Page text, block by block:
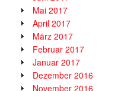
Mai 2017
April 2017
März 2017
Februar 2017
Januar 2017
Dezember 2016
November 2016